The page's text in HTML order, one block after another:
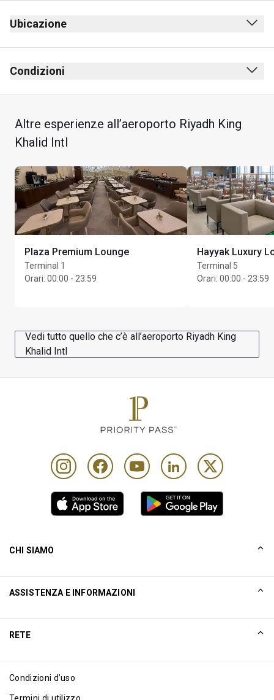
Ubicazione
Condizioni
Soggiorno massimo: 4 ore
Altre esperienze all’aeroporto Riyadh King
Khalid Intl
Plaza Premium Lounge
Terminal 1
Orari: 00:00 - 23:59
Hayyak Luxury
Terminal 5
Orari: 00:00 - 23:59
Vedi tutto quello che c’è all’aeroporto Riyadh King
Khalid Intl
CHI SIAMO
Excellence Awards
Blog
ASSISTENZA E INFORMAZIONI
RETE
Condizioni d’uso